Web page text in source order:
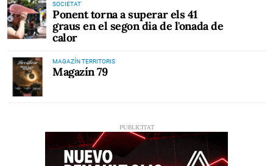
SOCIETAT
Ponent torna a superar els 41
graus en el segon dia de l'onada de
calor
MAGAZÍN TERRITORIS
Magazín 79